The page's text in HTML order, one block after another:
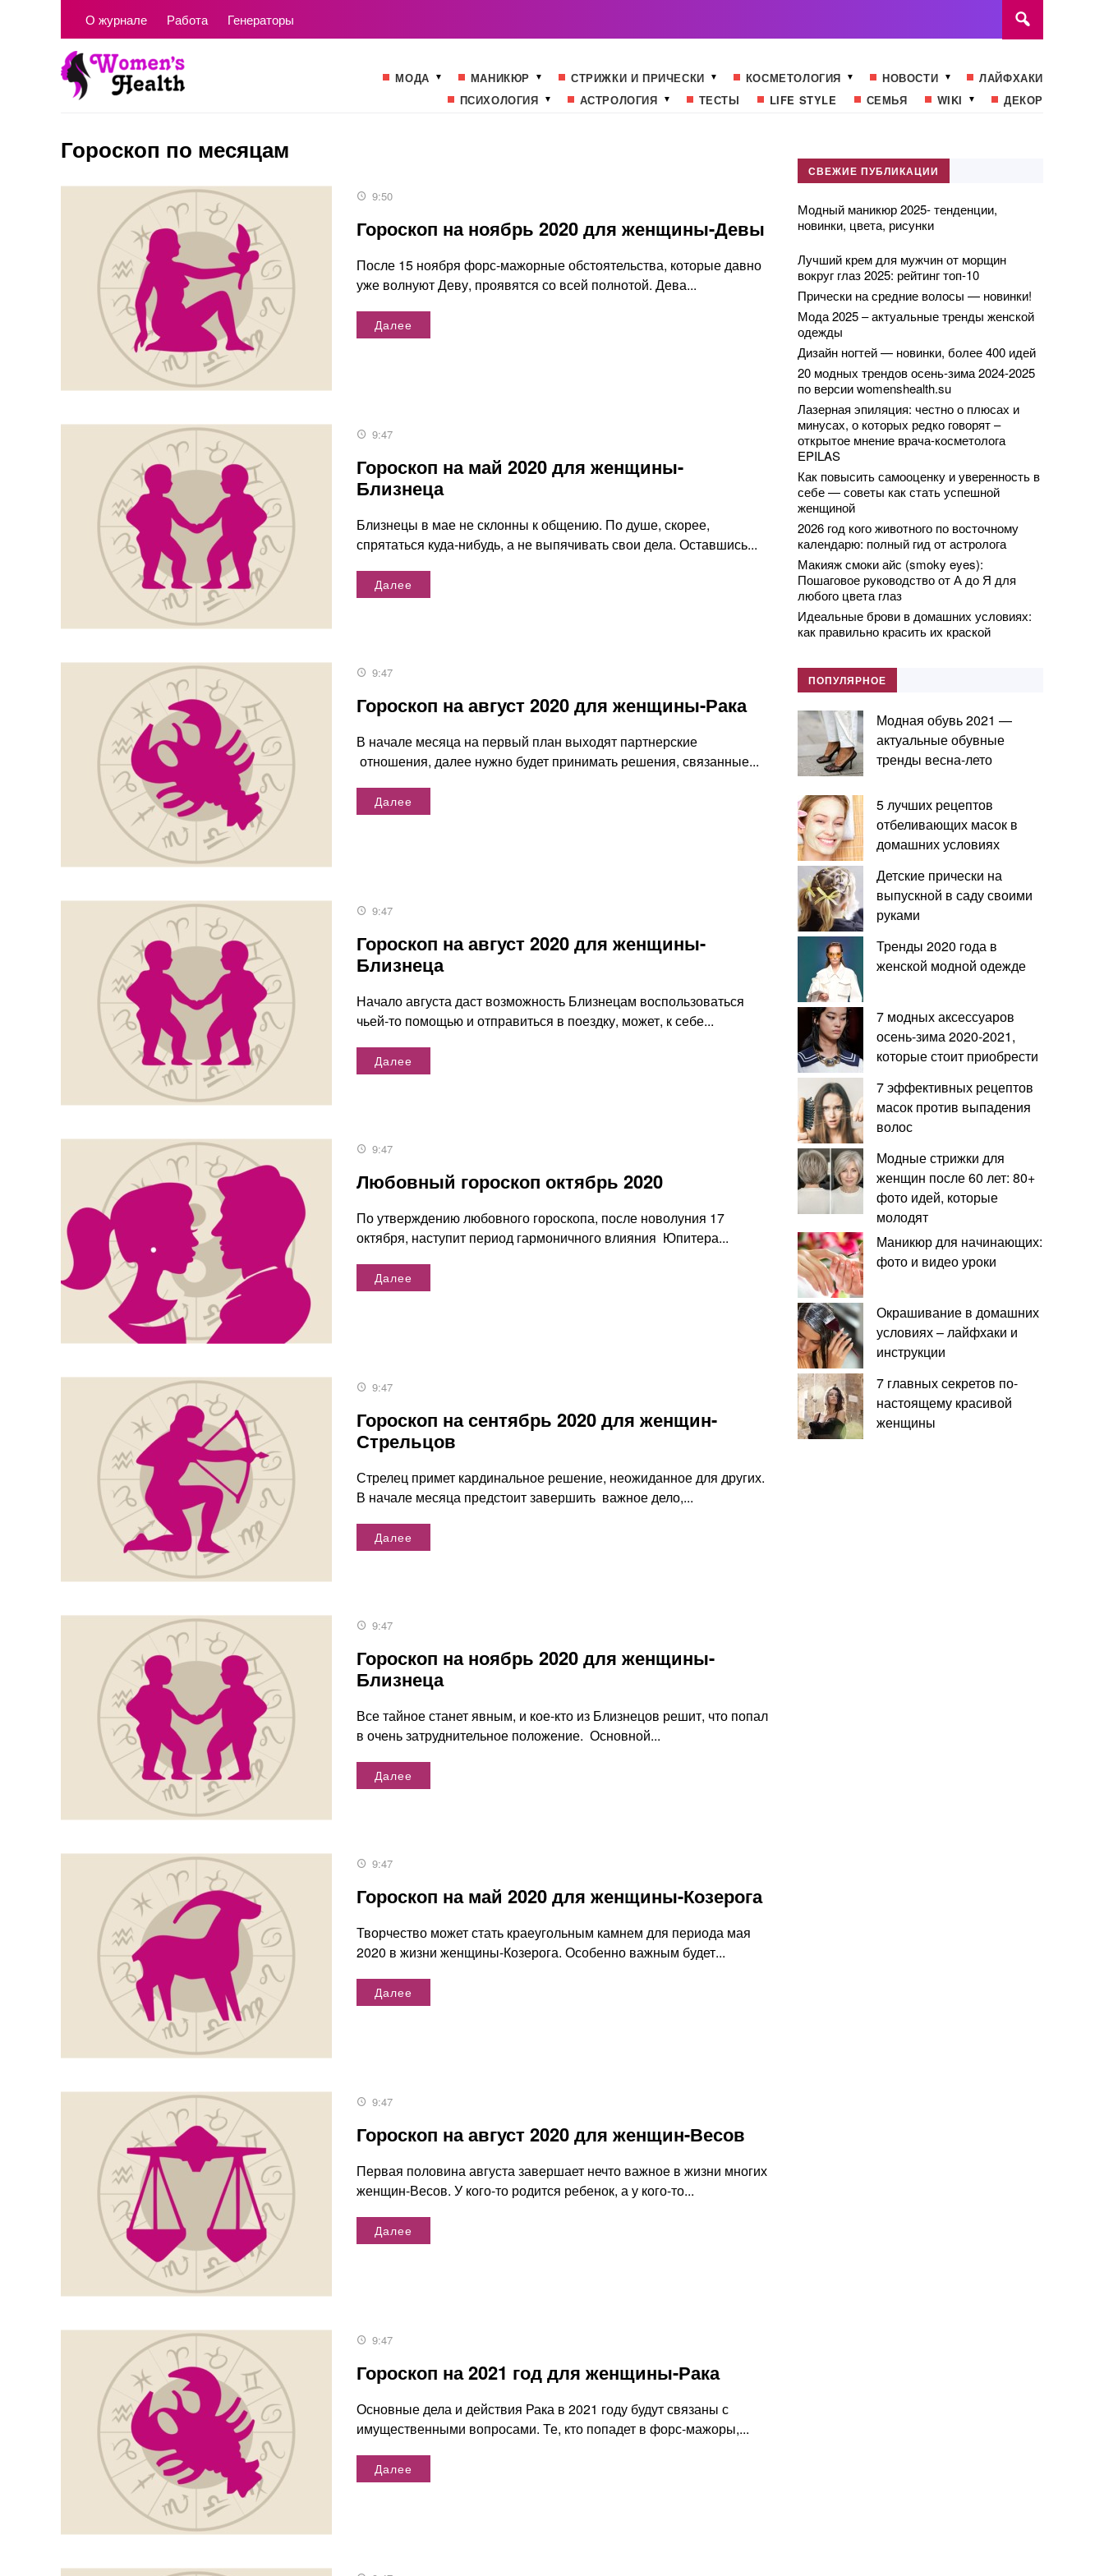
О журнале Работа Генераторы
МОДА МАНИКЮР СТРИЖКИ И ПРИЧЕСКИ КОСМЕТОЛОГИЯ НОВОСТИ
ЛАЙФХАКИ
ПСИХОЛОГИЯ
АСТРОЛОГИЯ ТЕСТЫ LIFE STYLE СЕМЬЯ WIKI ДЕКОР
Гороскоп по месяцам
9:50
Гороскоп на ноябрь 2020 для женщины-Девы
После 15 ноября форс-мажорные обстоятельства, которые давно
уже волнуют Деву, проявятся со всей полнотой. Дева...
Далее
9:47
Гороскоп на май 2020 для женщины-
Близнеца
Близнецы в мае не склонны к общению. По душе, скорее,
спрятаться куда-нибудь, а не выпячивать свои дела. Оставшись...
Далее
9:47
Гороскоп на август 2020 для женщины-Рака
В начале месяца на первый план выходят партнерские
отношения, далее нужно будет принимать решения, связанные...
Далее
9:47
Гороскоп на август 2020 для женщины-
Близнеца
Начало августа даст возможность Близнецам воспользоваться
чьей-то помощью и отправиться в поездку, может, к себе...
Далее
9:47
Любовный гороскоп октябрь 2020
По утверждению любовного гороскопа, после новолуния 17
октября, наступит период гармоничного влияния Юпитера...
Далее
9:47
Гороскоп на сентябрь 2020 для женщин-
Стрельцов
Стрелец примет кардинальное решение, неожиданное для других.
В начале месяца предстоит завершить важное дело,...
Далее
9:47
Гороскоп на ноябрь 2020 для женщины-
Близнеца
Все тайное станет явным, и кое-кто из Близнецов решит, что попал
в очень затруднительное положение. Основной...
Далее
9:47
Гороскоп на май 2020 для женщины-Козерога
Творчество может стать краеугольным камнем для периода мая
2020 в жизни женщины-Козерога. Особенно важным будет...
Далее
9:47
Гороскоп на август 2020 для женщин-Весов
Первая половина августа завершает нечто важное в жизни многих
женщин-Весов. У кого-то родится ребенок, а у кого-то...
Далее
9:47
Гороскоп на 2021 год для женщины-Рака
Основные дела и действия Рака в 2021 году будут связаны с
имущественными вопросами. Те, кто попадет в форс-мажоры,...
Далее
СВЕЖИЕ ПУБЛИКАЦИИ
Модный маникюр 2025- тенденции,
новинки, цвета, рисунки
Лучший крем для мужчин от морщин
вокруг глаз 2025: рейтинг топ-10
Прически на средние волосы — новинки!
Мода 2025 – актуальные тренды женской
одежды
Дизайн ногтей — новинки, более 400 идей
20 модных трендов осень-зима 2024-2025
по версии womenshealth.su
Лазерная эпиляция: честно о плюсах и
минусах, о которых редко говорят –
открытое мнение врача-косметолога
EPILAS
Как повысить самооценку и уверенность в
себе — советы как стать успешной
женщиной
2026 год кого животного по восточному
календарю: полный гид от астролога
Макияж смоки айс (smoky eyes):
Пошаговое руководство от А до Я для
любого цвета глаз
Идеальные брови в домашних условиях:
как правильно красить их краской
ПОПУЛЯРНОЕ
Модная обувь 2021 —
актуальные обувные
тренды весна-лето
5 лучших рецептов
отбеливающих масок в
домашних условиях
Детские прически на
выпускной в саду своими
руками
Тренды 2020 года в
женской модной одежде
7 модных аксессуаров
осень-зима 2020-2021,
которые стоит приобрести
7 эффективных рецептов
масок против выпадения
волос
Модные стрижки для
женщин после 60 лет: 80+
фото идей, которые
молодят
Маникюр для начинающих:
фото и видео уроки
Окрашивание в домашних
условиях – лайфхаки и
инструкции
7 главных секретов по-
настоящему красивой
женщины